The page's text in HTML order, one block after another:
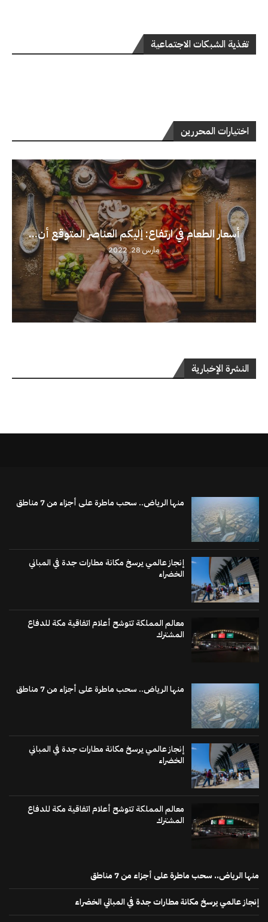
تغذية الشبكات الاجتماعية
اختيارات المحررين
أسعار الطعام في ارتفاع: إليكم العناصر المتوقع أن...
مارس 28, 2022
النشرة الإخبارية
منها الرياض.. سحب ماطرة على أجزاء من 7 مناطق
إنجاز عالمي يرسخ مكانة مطارات جدة في المباني
الخضراء
معالم المملكة تتوشح أعلام اتفاقية مكة للدفاع
المشترك
منها الرياض.. سحب ماطرة على أجزاء من 7 مناطق
إنجاز عالمي يرسخ مكانة مطارات جدة في المباني
الخضراء
معالم المملكة تتوشح أعلام اتفاقية مكة للدفاع
المشترك
منها الرياض.. سحب ماطرة على أجزاء من 7 مناطق
إنجاز عالمي يرسخ مكانة مطارات جدة في المباني الخضراء